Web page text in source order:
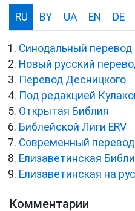
RU BY UA EN DE
Синодальный перевод
Новый русский
Перевод Десницкого
Под редакцией
Открытая Библия
Библейской Лиги ERV
Cовременный перевод
Елизаветинская
Елизаветинская на
Комментарии